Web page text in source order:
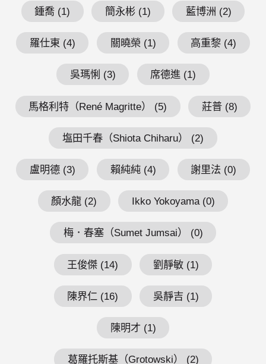
鍾喬 (1) 簡永彬 (1) 藍博洲 (2)
羅仕東 (4) 關曉榮 (1) 高重黎 (4)
吳瑪悧 (3) 席德進 (1)
馬格利特（René Magritte） (5) 莊普 (8)
塩田千春（Shiota Chiharu） (2)
盧明德 (3) 賴純純 (4) 謝里法 (0)
顏水龍 (2) Ikko Yokoyama (0)
梅．春塞（Sumet Jumsai） (0)
王俊傑 (14) 劉靜敏 (1)
陳界仁 (16) 吳靜吉 (1)
陳明才 (1)
葛羅托斯基（Grotowski） (2)